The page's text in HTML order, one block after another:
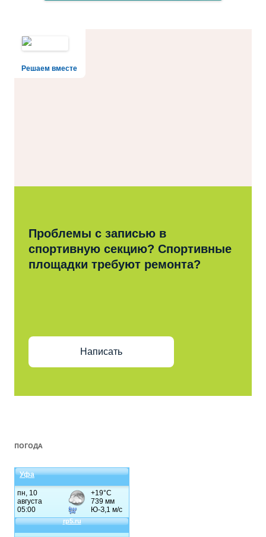
Решаем вместе
Проблемы с записью в
спортивную секцию? Спортивные
площадки требуют ремонта?
Написать
ПОГОДА
Уфа